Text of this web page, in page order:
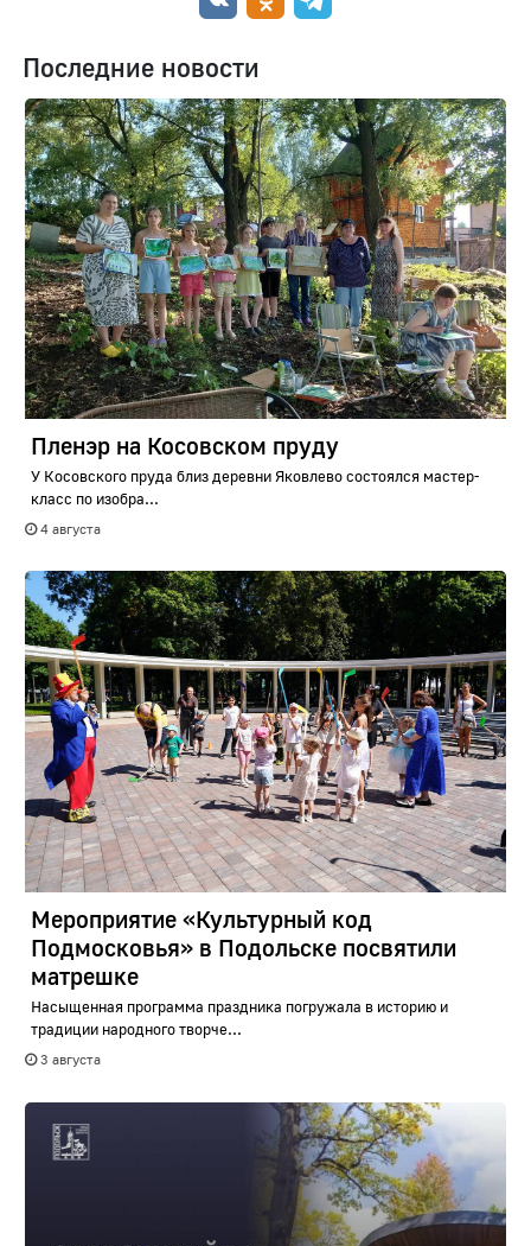
Последние новости
Пленэр на Косовском пруду
У Косовского пруда близ деревни Яковлево состоялся мастер-
класс по изобра...
4 августа
Мероприятие «Культурный код
Подмосковья» в Подольске посвятили
матрешке
Насыщенная программа праздника погружала в историю и
традиции народного творче...
3 августа